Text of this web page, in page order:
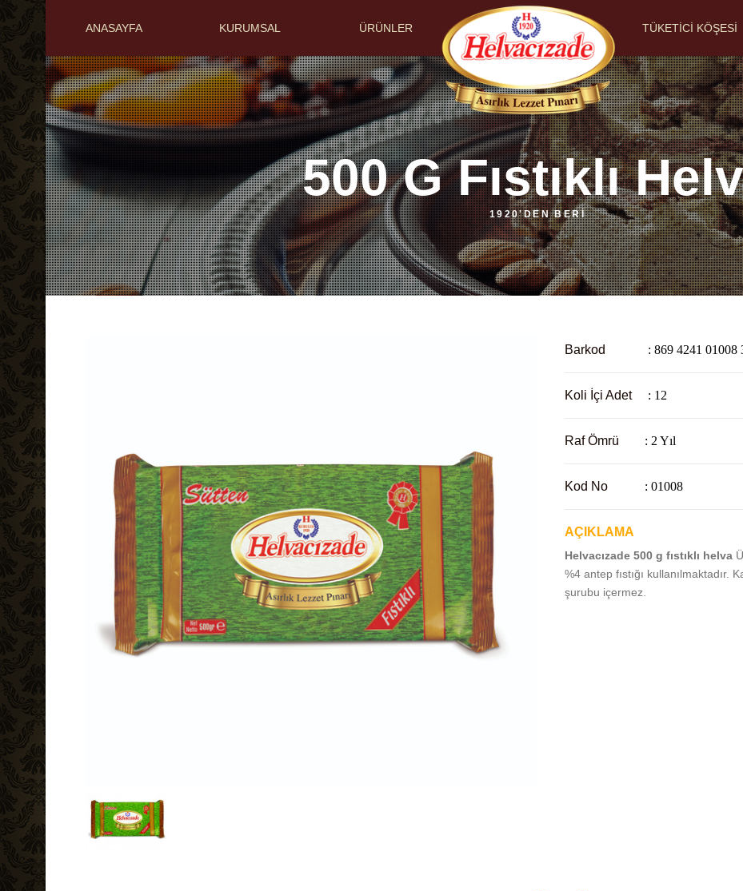
ANASAYFA KURUMSAL ÜRÜNLER TÜKETİCİ KÖŞESİ
500 G Fıstıklı
1920'DEN BERİ
Barkod : 869 4241 01008
Koli İçi Adet : 12
Raf Ömrü : 2 Yıl
Kod No : 01008
AÇIKLAMA
Helvacızade 500 g fıstıklı helva
%4 antep fıstığı kullanılmaktadır.
şurubu içermez.